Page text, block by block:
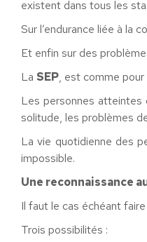
existent dans tous les
Sur l’endurance liée à la
Et enfin sur des
La SEP, est comme
Les personnes atteintes
solitude, les problèmes
La vie quotidienne des
impossible.
Une reconnaissance
Il faut le cas échéant
Trois possibilités :